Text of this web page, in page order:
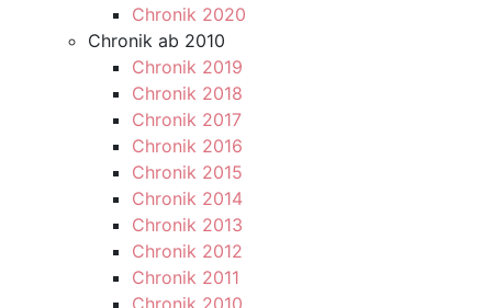
Chronik 2020
Chronik ab 2010
Chronik 2019
Chronik 2018
Chronik 2017
Chronik 2016
Chronik 2015
Chronik 2014
Chronik 2013
Chronik 2012
Chronik 2011
Chronik 2010